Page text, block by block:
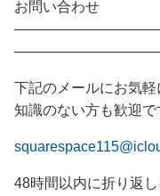
お問い合わせ
下記のメールにお気
知識のない方も歓迎で
48時間以内に折り返し